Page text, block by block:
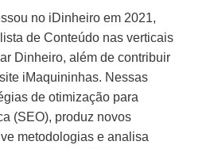
no iDinheiro em 2021,
de Conteúdo nas verticais
Dinheiro, além de contribuir
iMaquininhas. Nessas
de otimização para
(SEO), produz novos
metodologias e analisa